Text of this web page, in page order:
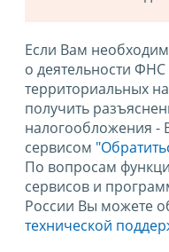
Если Вам
о деятельности
территориальных
получить
налогообложения -
сервисом
По вопросам
сервисов и
России Вы можете
технической